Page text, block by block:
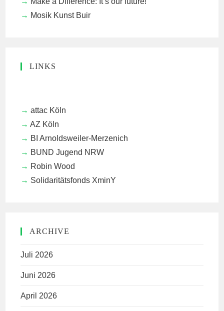
Mosik Kunst Buir
LINKS
attac Köln
AZ Köln
BI Arnoldsweiler-Merzenich
BUND Jugend NRW
Robin Wood
Solidaritätsfonds XminY
ARCHIVE
Juli 2026
Juni 2026
April 2026